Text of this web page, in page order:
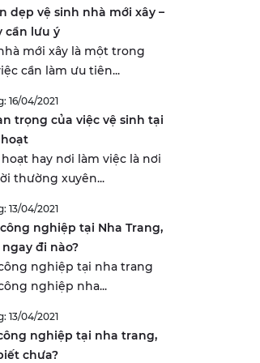
dẹp vệ sinh nhà mới xây –
cần lưu ý
mới xây là một trong
cần làm ưu tiên...
16/04/2021
trọng của việc vệ sinh tại
hay nơi làm việc là nơi
thường xuyên...
13/04/2021
nghiệp tại Nha Trang,
đi nào?
nghiệp tại nha trang
nghiệp nha...
13/04/2021
nghiệp tại nha trang,
chưa?